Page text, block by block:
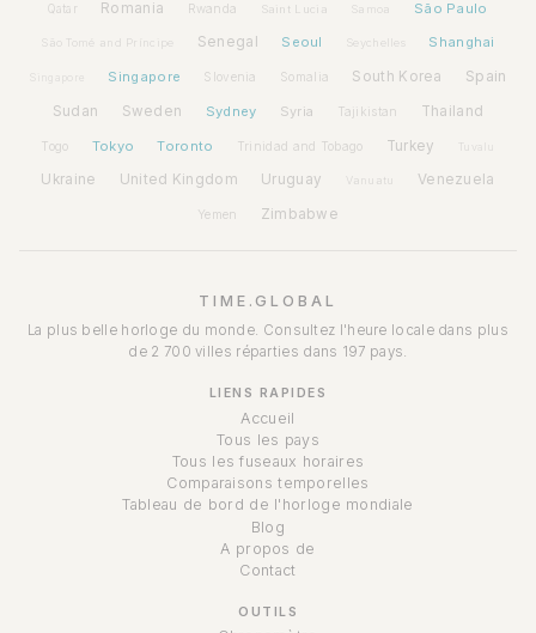
Qatar Romania Rwanda Saint Lucia Samoa São Paulo
São Tomé and Príncipe Senegal Seoul Seychelles Shanghai
Singapore Slovenia Somalia South Korea Spain
Sudan Sweden Sydney Syria Tajikistan Thailand
Togo Tokyo Toronto Trinidad and Tobago Turkey Tuvalu
Ukraine United Kingdom Uruguay Vanuatu Venezuela
Yemen Zimbabwe
TIME.GLOBAL
La plus belle horloge du monde. Consultez l'heure locale dans plus
de 2 700 villes réparties dans 197 pays.
LIENS RAPIDES
Accueil
Tous les pays
Tous les fuseaux horaires
Comparaisons temporelles
Tableau de bord de l'horloge mondiale
Blog
A propos de
Contact
OUTILS